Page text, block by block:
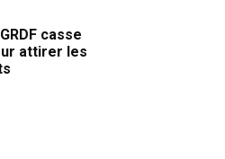
casse
attirer les